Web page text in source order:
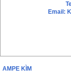
Email:
AMPE KÌM